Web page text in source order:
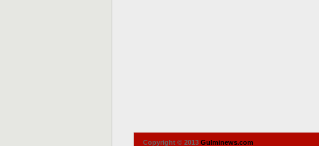
Copyright © 2013 Gulminews.com